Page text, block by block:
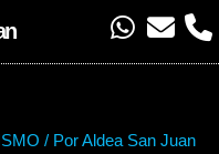
W
s
E
l
P
/ PorAldea San Juan